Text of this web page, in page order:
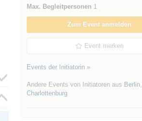
Max. Begleitpersonen 1
Zum Event anmelden
Event merken
Events der Initiatorin »
Andere Events von Initiatoren aus Berlin,
Charlottenburg